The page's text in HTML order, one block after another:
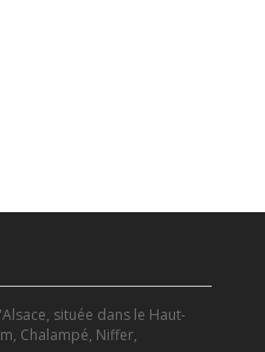
située dans le Haut-
Chalampé, Niffer,